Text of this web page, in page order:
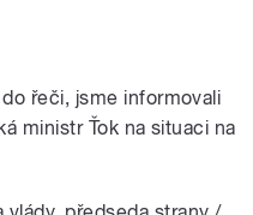
řeči, jsme informovali
ministr Ťok na situaci na